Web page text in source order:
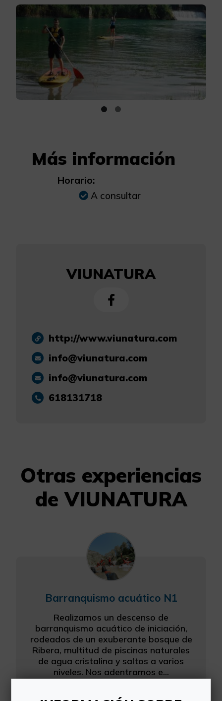
Más información
Horario:
A consultar
VIUNATURA
http://www.viunatura.com
info@viunatura.com
info@viunatura.com
618131718
Otras experiencias
de VIUNATURA
Barranquismo acuático N1
Realizamos un descenso de
barranquismo acuático de iniciación,
rodeados de un exuberante bosque de
Ribera, multitud de piscinas naturales
de agua cristalina y saltos a varios
niveles. Nos adentramos e...